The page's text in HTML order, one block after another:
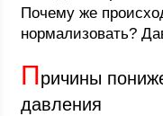
Почему же
нормализовать?
Причины
давления